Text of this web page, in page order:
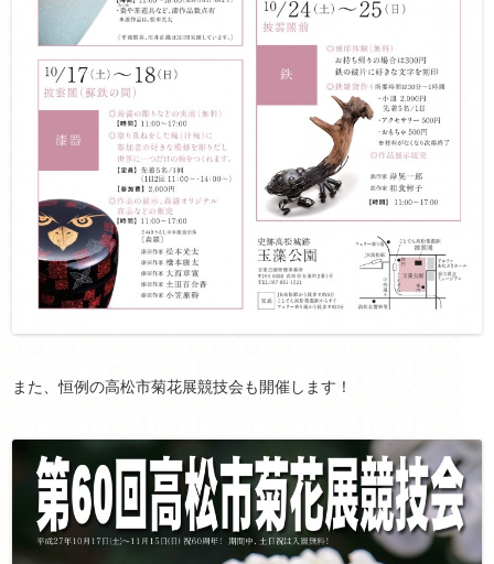
また、恒例の高松市菊花展競技会も開催します！